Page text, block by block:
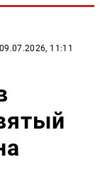
09.07.2026, 11:11